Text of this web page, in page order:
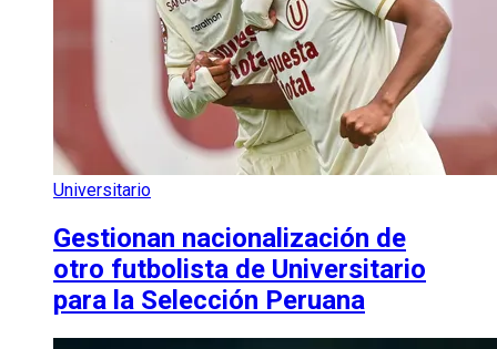
Universitario
Gestionan nacionalización de
otro futbolista de Universitario
para la Selección Peruana